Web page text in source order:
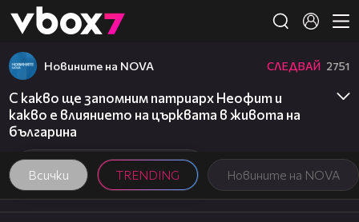
👾
Всички TRENDING Новините на NOVA
Новините на NOVA СЛЕДВАЙ 2751
С какво ще запомним патриарх Неофит и
какво е влиянието на църквата в живота на
българина
03:39